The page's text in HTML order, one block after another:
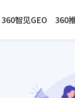
360智见GEO 360